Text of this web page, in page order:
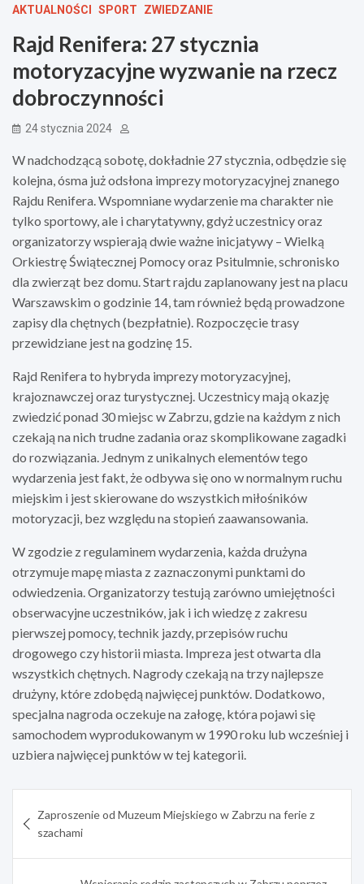
AKTUALNOŚCI SPORT ZWIEDZANIE
Rajd Renifera: 27 stycznia
motoryzacyjne wyzwanie na rzecz
dobroczynności
24 stycznia 2024
W nadchodzącą sobotę, dokładnie 27 stycznia, odbędzie się
kolejna, ósma już odsłona imprezy motoryzacyjnej znanego
Rajdu Renifera. Wspomniane wydarzenie ma charakter nie
tylko sportowy, ale i charytatywny, gdyż uczestnicy oraz
organizatorzy wspierają dwie ważne inicjatywy – Wielką
Orkiestrę Świątecznej Pomocy oraz Psitulmnie, schronisko
dla zwierząt bez domu. Start rajdu zaplanowany jest na placu
Warszawskim o godzinie 14, tam również będą prowadzone
zapisy dla chętnych (bezpłatnie). Rozpoczęcie trasy
przewidziane jest na godzinę 15.
Rajd Renifera to hybryda imprezy motoryzacyjnej,
krajoznawczej oraz turystycznej. Uczestnicy mają okazję
zwiedzić ponad 30 miejsc w Zabrzu, gdzie na każdym z nich
czekają na nich trudne zadania oraz skomplikowane zagadki
do rozwiązania. Jednym z unikalnych elementów tego
wydarzenia jest fakt, że odbywa się ono w normalnym ruchu
miejskim i jest skierowane do wszystkich miłośników
motoryzacji, bez względu na stopień zaawansowania.
W zgodzie z regulaminem wydarzenia, każda drużyna
otrzymuje mapę miasta z zaznaczonymi punktami do
odwiedzenia. Organizatorzy testują zarówno umiejętności
obserwacyjne uczestników, jak i ich wiedzę z zakresu
pierwszej pomocy, technik jazdy, przepisów ruchu
drogowego czy historii miasta. Impreza jest otwarta dla
wszystkich chętnych. Nagrody czekają na trzy najlepsze
drużyny, które zdobędą najwięcej punktów. Dodatkowo,
specjalna nagroda oczekuje na załogę, która pojawi się
samochodem wyprodukowanym w 1990 roku lub wcześniej i
uzbiera najwięcej punktów w tej kategorii.
wpisu
Zaproszenie od Muzeum Miejskiego w Zabrzu na ferie z
szachami